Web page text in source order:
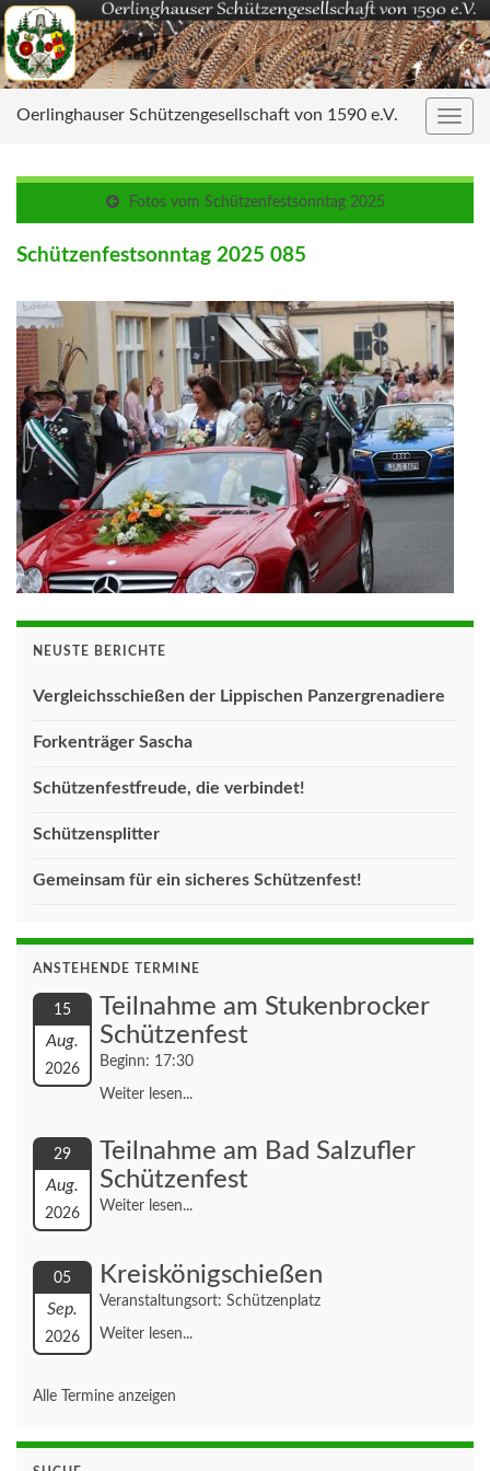
Oerlinghauser Schützengesellschaft von 1590 e.V.
Fotos vom Schützenfestsonntag 2025
Schützenfestsonntag 2025 085
NEUSTE BERICHTE
Vergleichsschießen der Lippischen Panzergrenadiere
Forkenträger Sascha
Schützenfestfreude, die verbindet!
Schützensplitter
Gemeinsam für ein sicheres Schützenfest!
ANSTEHENDE TERMINE
15
Aug.
2026
Teilnahme am Stukenbrocker
Schützenfest
Beginn: 17:30
Weiter lesen...
29
Aug.
2026
Teilnahme am Bad Salzufler
Schützenfest
Weiter lesen...
05
Sep.
2026
Kreiskönigschießen
Veranstaltungsort: Schützenplatz
Weiter lesen...
Alle Termine anzeigen